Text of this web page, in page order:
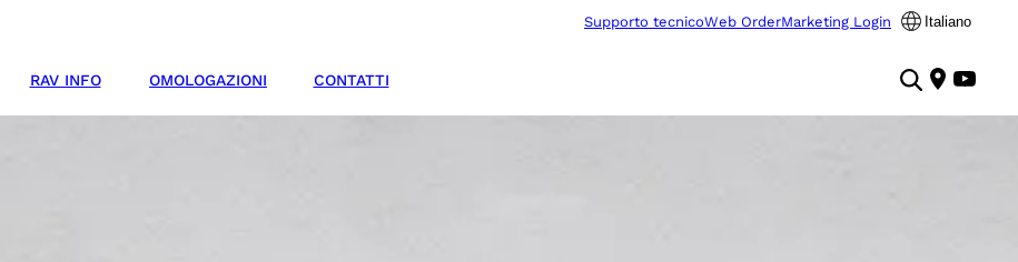
Supporto tecnicoWeb OrderMarketing Login Italiano
RAV INFO OMOLOGAZIONI CONTATTI